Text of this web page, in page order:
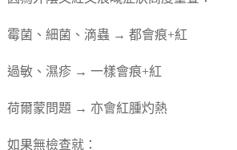
霉菌、細菌、滴蟲 → 都會痕+紅
過敏、濕疹 → 一樣會痕+紅
荷爾蒙問題 → 亦會紅腫灼熱
如果無檢查就：